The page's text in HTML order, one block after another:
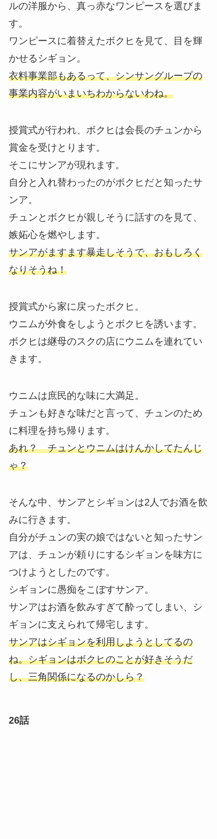
ルの洋服から、真っ赤なワンピースを選びま
す。
ワンピースに着替えたボクヒを見て、目を輝
かせるシギョン。
衣料事業部もあるって、シンサングループの
事業内容がいまいちわからないわね。
授賞式が行われ、ボクヒは会長のチュンから
賞金を受けとります。
そこにサンアが現れます。
自分と入れ替わったのがボクヒだと知ったサ
ンア。
チュンとボクヒが親しそうに話すのを見て、
嫉妬心を燃やします。
サンアがますます暴走しそうで、おもしろく
なりそうね！
授賞式から家に戻ったボクヒ。
ウニムが外食をしようとボクヒを誘います。
ボクヒは継母のスクの店にウニムを連れてい
きます。
ウニムは庶民的な味に大満足。
チュンも好きな味だと言って、チュンのため
に料理を持ち帰ります。
あれ？ チュンとウニムはけんかしてたんじ
ゃ？
そんな中、サンアとシギョンは2人でお酒を飲
みに行きます。
自分がチュンの実の娘ではないと知ったサン
アは、チュンが頼りにするシギョンを味方に
つけようとしたのです。
シギョンに愚痴をこぼすサンア。
サンアはお酒を飲みすぎて酔ってしまい、シ
ギョンに支えられて帰宅します。
サンアはシギョンを利用しようとしてるの
ね。シギョンはボクヒのことが好きそうだ
し、三角関係になるのかしら？
26話